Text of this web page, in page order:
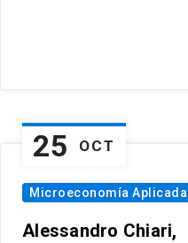
25 OCT
Microeconomía Aplicada
Alessandro Chiari,